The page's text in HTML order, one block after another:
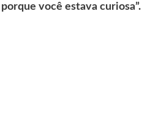
você estava curiosa”.